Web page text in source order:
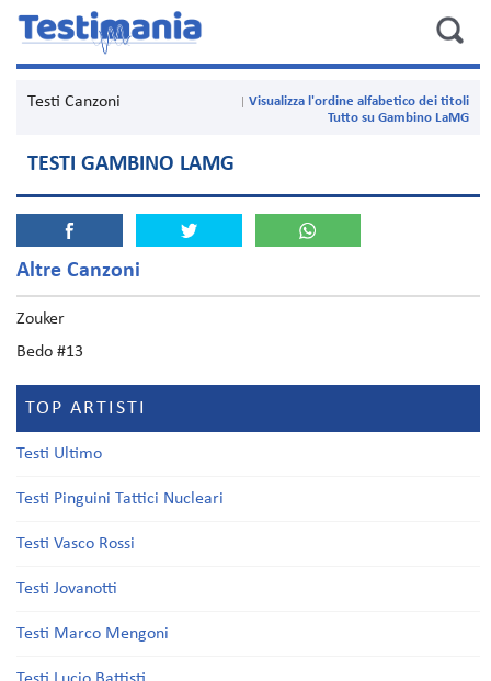
Testi Canzoni
Visualizza l'ordine alfabetico dei titoli
Tutto su Gambino LaMG
TESTI GAMBINO LAMG
Altre Canzoni
Zouker
Bedo #13
TOP ARTISTI
Testi Ultimo
Testi Pinguini Tattici Nucleari
Testi Vasco Rossi
Testi Jovanotti
Testi Marco Mengoni